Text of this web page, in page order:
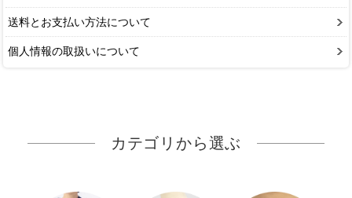
送料とお支払い方法について
個人情報の取扱いについて
カテゴリから選ぶ